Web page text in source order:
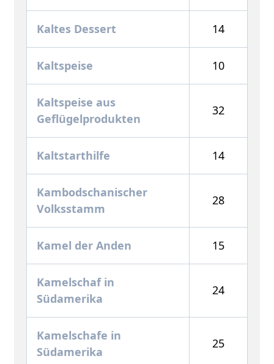
Kaltes Dessert 14
Kaltspeise 10
Kaltspeise aus
Geflügelprodukten
32
Kaltstarthilfe 14
Kambodschanischer
Volksstamm
28
Kamel der Anden 15
Kamelschaf in
Südamerika
24
Kamelschafe in
Südamerika
25